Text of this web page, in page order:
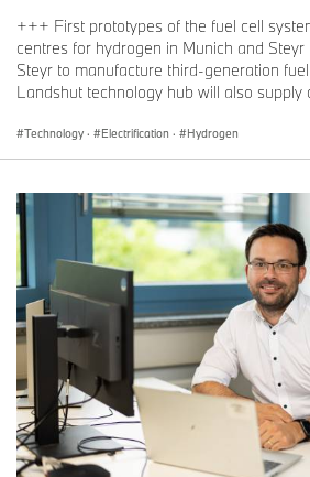
+++ First prototypes of the fuel cell
centres for hydrogen in Munich and
Steyr to manufacture third-generation
Landshut technology hub will also
Technology · Electrification · Hydrogen